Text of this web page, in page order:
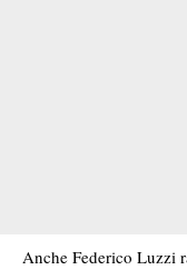
Anche Federico Luzzi